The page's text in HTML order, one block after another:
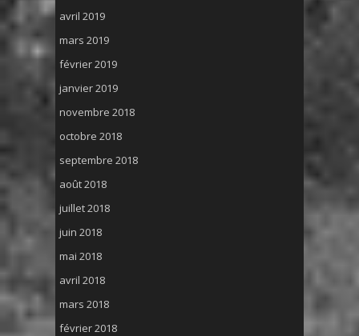
avril 2019
mars 2019
février 2019
janvier 2019
novembre 2018
octobre 2018
septembre 2018
août 2018
juillet 2018
juin 2018
mai 2018
avril 2018
mars 2018
février 2018